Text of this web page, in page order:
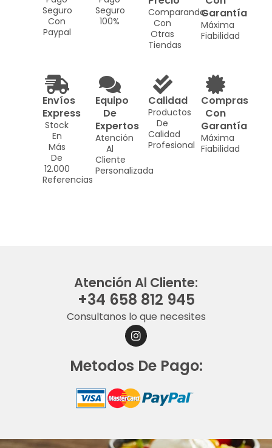
Seguro
Con
Paypal
Seguro
100%
Comparando
Con
Otras
Tiendas
Garantía
Máxima
Fiabilidad
Envíos
Express
Stock
En
Más
De
12.000
Referencias
Equipo
De
Expertos
Atención
Al
Cliente
Personalizada
Calidad
Productos
De
Calidad
Profesional
Compras
Con
Garantía
Máxima
Fiabilidad
Atención Al Cliente:
+34 658 812 945
Consultanos lo que necesites
I
N
S
G
R
Metodos De Pago: